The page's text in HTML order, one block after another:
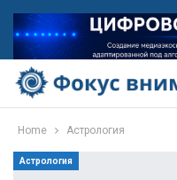
Home Астрология
Астрология